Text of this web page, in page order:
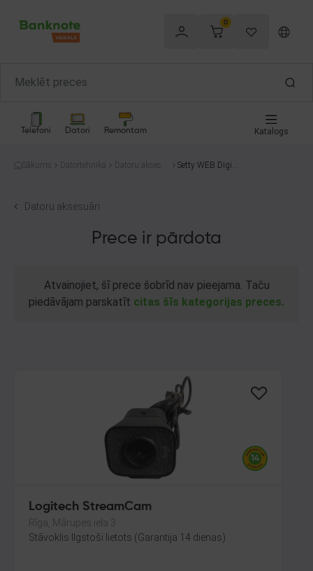
0
Telefoni Datori Remontam Katalogs
Sākums Datortehnika
Datoru aksesu
Setty WEB Digita
Datoru aksesuāri
Prece ir pārdota
Atvainojiet, šī prece šobrīd nav pieejama. Taču
piedāvājam parskatīt citas šīs kategorijas preces.
Logitech StreamCam
Rīga, Mārupes iela 3
Stāvoklis Ilgstoši lietots (Garantija 14 dienas)